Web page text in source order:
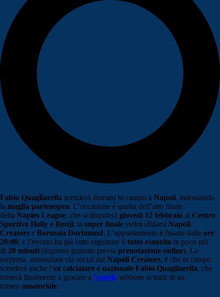
Fabio Quagliarella scenderà domani in campo a Napoli, indossando
la maglia partenopea. L’occasione è quella dell’atto finale
della Naples League, che si disputerà giovedì 12 febbraio al Centro
Sportivo Holly e Benji: la super finale vedrà sfidarsi Napoli
Creators e Borussia Dortmund. L’appuntamento è fissato dalle ore
20:00, e l’evento ha già fatto registrare il tutto esaurito in poco più
di 20 minuti (ingresso gratuito previa prenotazione online). La
sorpresa, annunciata via social dai Napoli Creators, è che in campo
scenderà anche l’ex calciatore e nazionale Fabio Quagliarella, che
tornerà finalmente a giocare a Napoli, sebbene si tratti di un
torneo amatoriale.